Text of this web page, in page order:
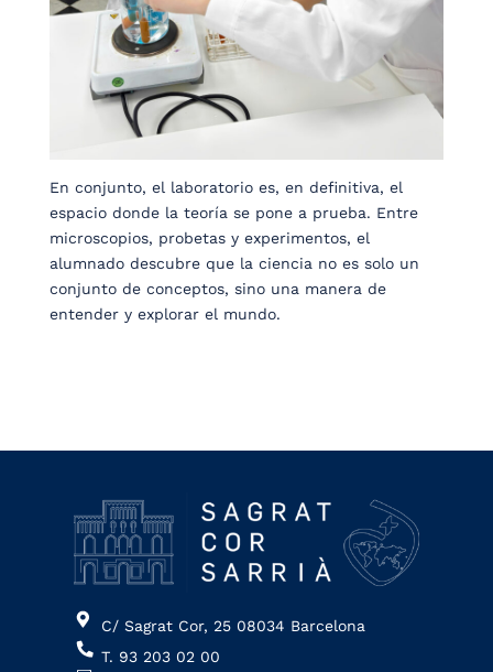
En conjunto, el laboratorio es, en definitiva, el
espacio donde la teoría se pone a prueba. Entre
microscopios, probetas y experimentos, el
alumnado descubre que la ciencia no es solo un
conjunto de conceptos, sino una manera de
entender y explorar el mundo.
C/ Sagrat Cor, 25 08034 Barcelona
T. 93 203 02 00